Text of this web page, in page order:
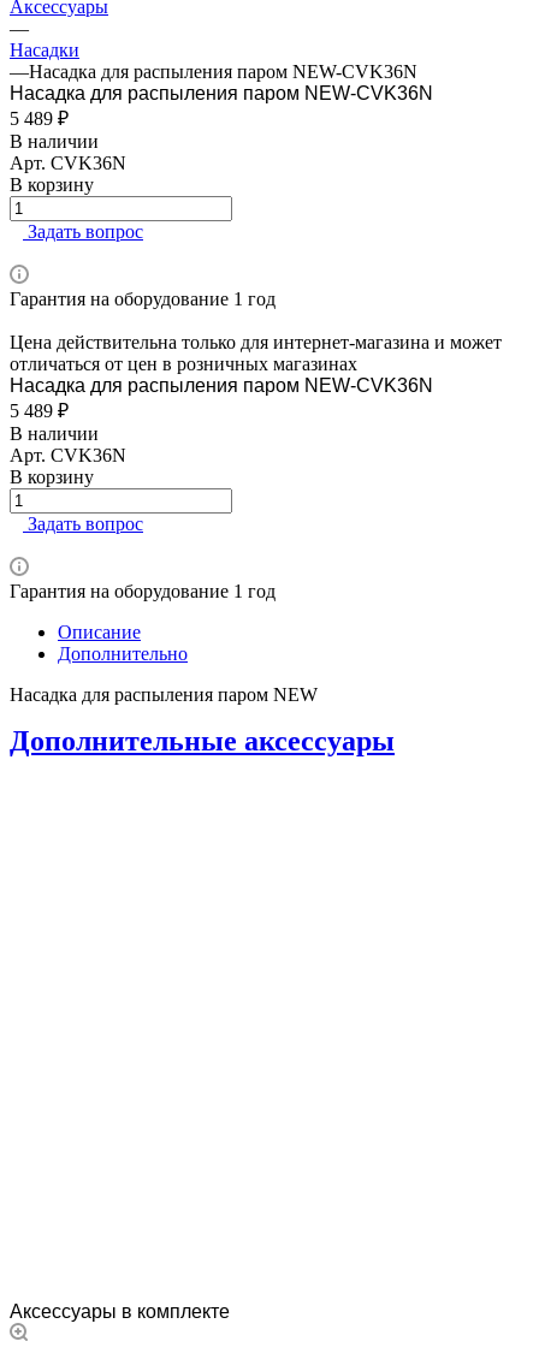
Аксессуары
—
Насадки
—Насадка для распыления паром NEW-CVK36N
Насадка для распыления паром NEW-CVK36N
5 489 ₽
В наличии
Арт. CVK36N
В корзину
Задать вопрос
Гарантия на оборудование 1 год
Цена действительна только для интернет-магазина и может
отличаться от цен в розничных магазинах
Насадка для распыления паром NEW-CVK36N
5 489 ₽
В наличии
Арт. CVK36N
В корзину
Задать вопрос
Гарантия на оборудование 1 год
Описание
Дополнительно
Насадка для распыления паром NEW
Дополнительные аксессуары
Аксессуары в комплекте